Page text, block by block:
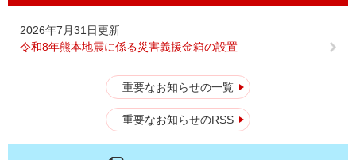
2026年7月31日更新
令和8年熊本地震に係る災害義援金箱の設置
重要なお知らせの一覧
重要なお知らせのRSS